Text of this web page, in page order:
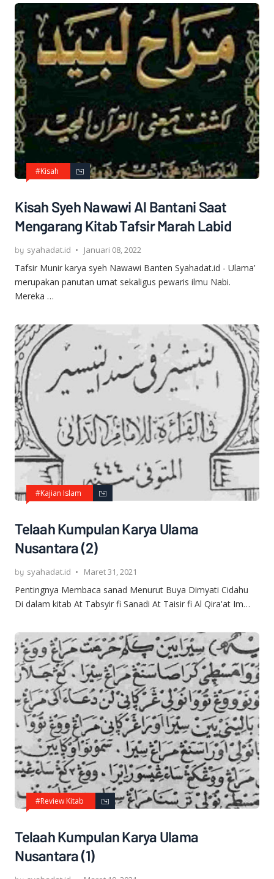
#Kisah
Kisah Syeh Nawawi Al Bantani Saat
Mengarang Kitab Tafsir Marah Labid
syahadat.id Januari 08, 2022
Tafsir Munir karya syeh Nawawi Banten Syahadat.id - Ulama’
merupakan panutan umat sekaligus pewaris ilmu Nabi.
Mereka …
#Kajian Islam
Telaah Kumpulan Karya Ulama
Nusantara (2)
syahadat.id Maret 31, 2021
Pentingnya Membaca sanad Menurut Buya Dimyati Cidahu
Di dalam kitab At Tabsyir fi Sanadi At Taisir fi Al Qira'at Im…
#Review Kitab
Telaah Kumpulan Karya Ulama
Nusantara (1)